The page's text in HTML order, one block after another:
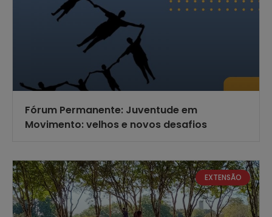
Fórum Permanente: Juventude em
Movimento: velhos e novos desafios
EXTENSÃO